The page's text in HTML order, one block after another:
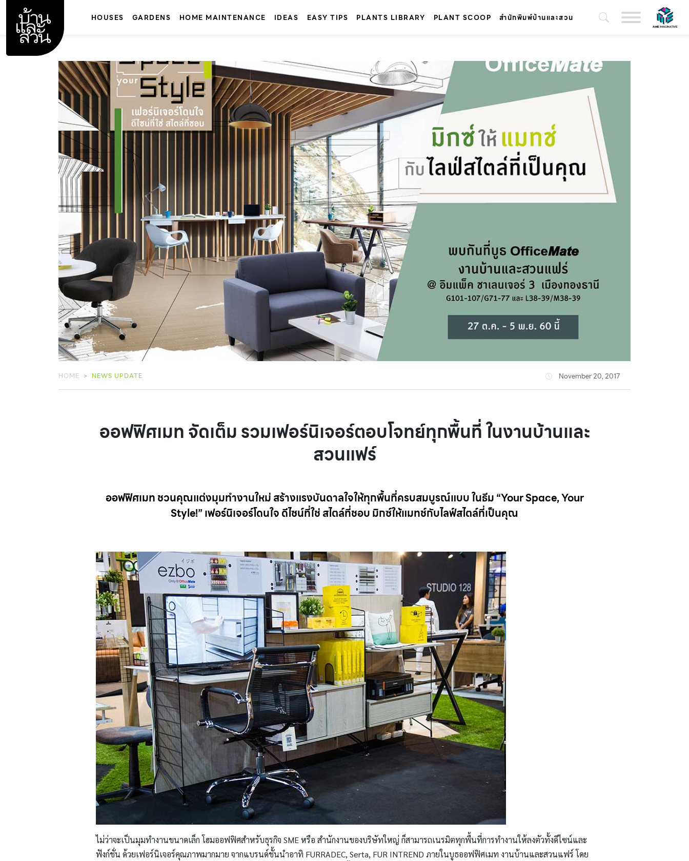
content
HOUSES GARDENS HOME MAINTENANCE IDEAS EASY TIPS PLANTS LIBRARY PLANT SCOOP สำนักพิมพ์บ้านและสวน
HOME NEWS UPDATE November 20, 2017
ออฟฟิศเมท จัดเต็ม รวมเฟอร์นิเจอร์ตอบโจทย์ทุกพื้นที่ ในงานบ้านและ
สวนแฟร์
ออฟฟิศเมท ชวนคุณแต่งมุมทำงานใหม่ สร้างแรงบันดาลใจให้ทุกพื้นที่ครบสมบูรณ์แบบ ในธีม “Your Space, Your
Style!” เฟอร์นิเจอร์โดนใจ ดีไซน์ที่ใช่ สไตล์ที่ชอบ มิกซ์ให้แมทช์กับไลฟ์สไตล์ที่เป็นคุณ
ไม่ว่าจะเป็นมุมทำงานขนาดเล็ก โฮมออฟฟิศสำหรับธุรกิจ SME หรือ สำนักงานของบริษัทใหญ่ ก็สามารถเนรมิตทุกพื้นที่การทำงานให้ลงตัวทั้งดีไซน์และ
ฟังก์ชั่น ด้วยเฟอร์นิเจอร์คุณภาพมากมาย จากแบรนด์ชั้นนำอาทิ FURRADEC, Serta, FUR INTREND ภายในบูธออฟฟิศเมท งานบ้านและสวนแฟร์ โดย